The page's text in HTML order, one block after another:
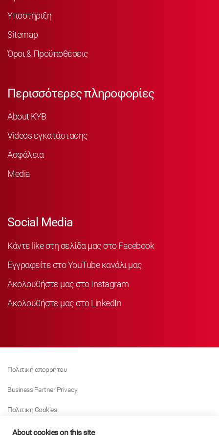
Υποστήριξη
Sitemap
Όροι & Προϋποθέσεις
Περισσότερες πληροφορίες
About KYB
Videos εγκατάστασης
Ασφάλεια
Media
Social Media
Κάντε like στη σελίδα μας στο Facebook
Εγγραφείτε στο YouTube κανάλι μας
Ακολουθήστε μας στο Instagram
Ακολουθήστε μας στο LinkedIn
Πολιτική απορρήτου
Business Partner Privacy
Πολιτικη Cookies
Modern Slavery Act Policy
About cookies on this site